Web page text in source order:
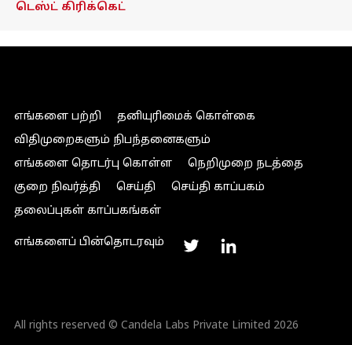
டெஸ்ட் கிரிக்கெட்
எங்களை பற்றி
தனியுரிமைக் கொள்கை
விதிமுறைகளும் நிபந்தனைகளும்
எங்களை தொடர்பு கொள்ள
நெறிமுறை நடத்தை
குறை நிவர்த்தி
செய்தி
செய்தி காப்பகம்
தலைப்புகள் காப்பகங்கள்
எங்களைப் பின்தொடரவும்
All rights reserved © Candela Labs Private Limited 2026